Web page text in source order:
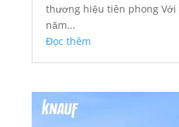
thương hiệu tiên phong
năm...
Đọc thêm